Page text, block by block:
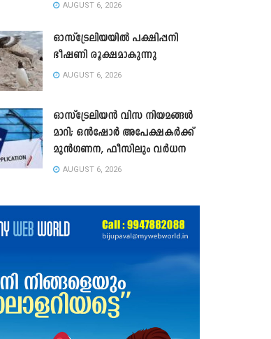
AUGUST 6, 2026
ഓസ്ട്രേലിയയിൽ പക്ഷിപ്പനി
ഭീഷണി രൂക്ഷമാകുന്നു
AUGUST 6, 2026
ഓസ്‌ട്രേലിയൻ വിസ നിയമങ്ങൾ
മാറി; ഒൻഷോർ അപേക്ഷകർക്ക്
മുൻഗണന, ഫീസിലും വർധന
AUGUST 6, 2026